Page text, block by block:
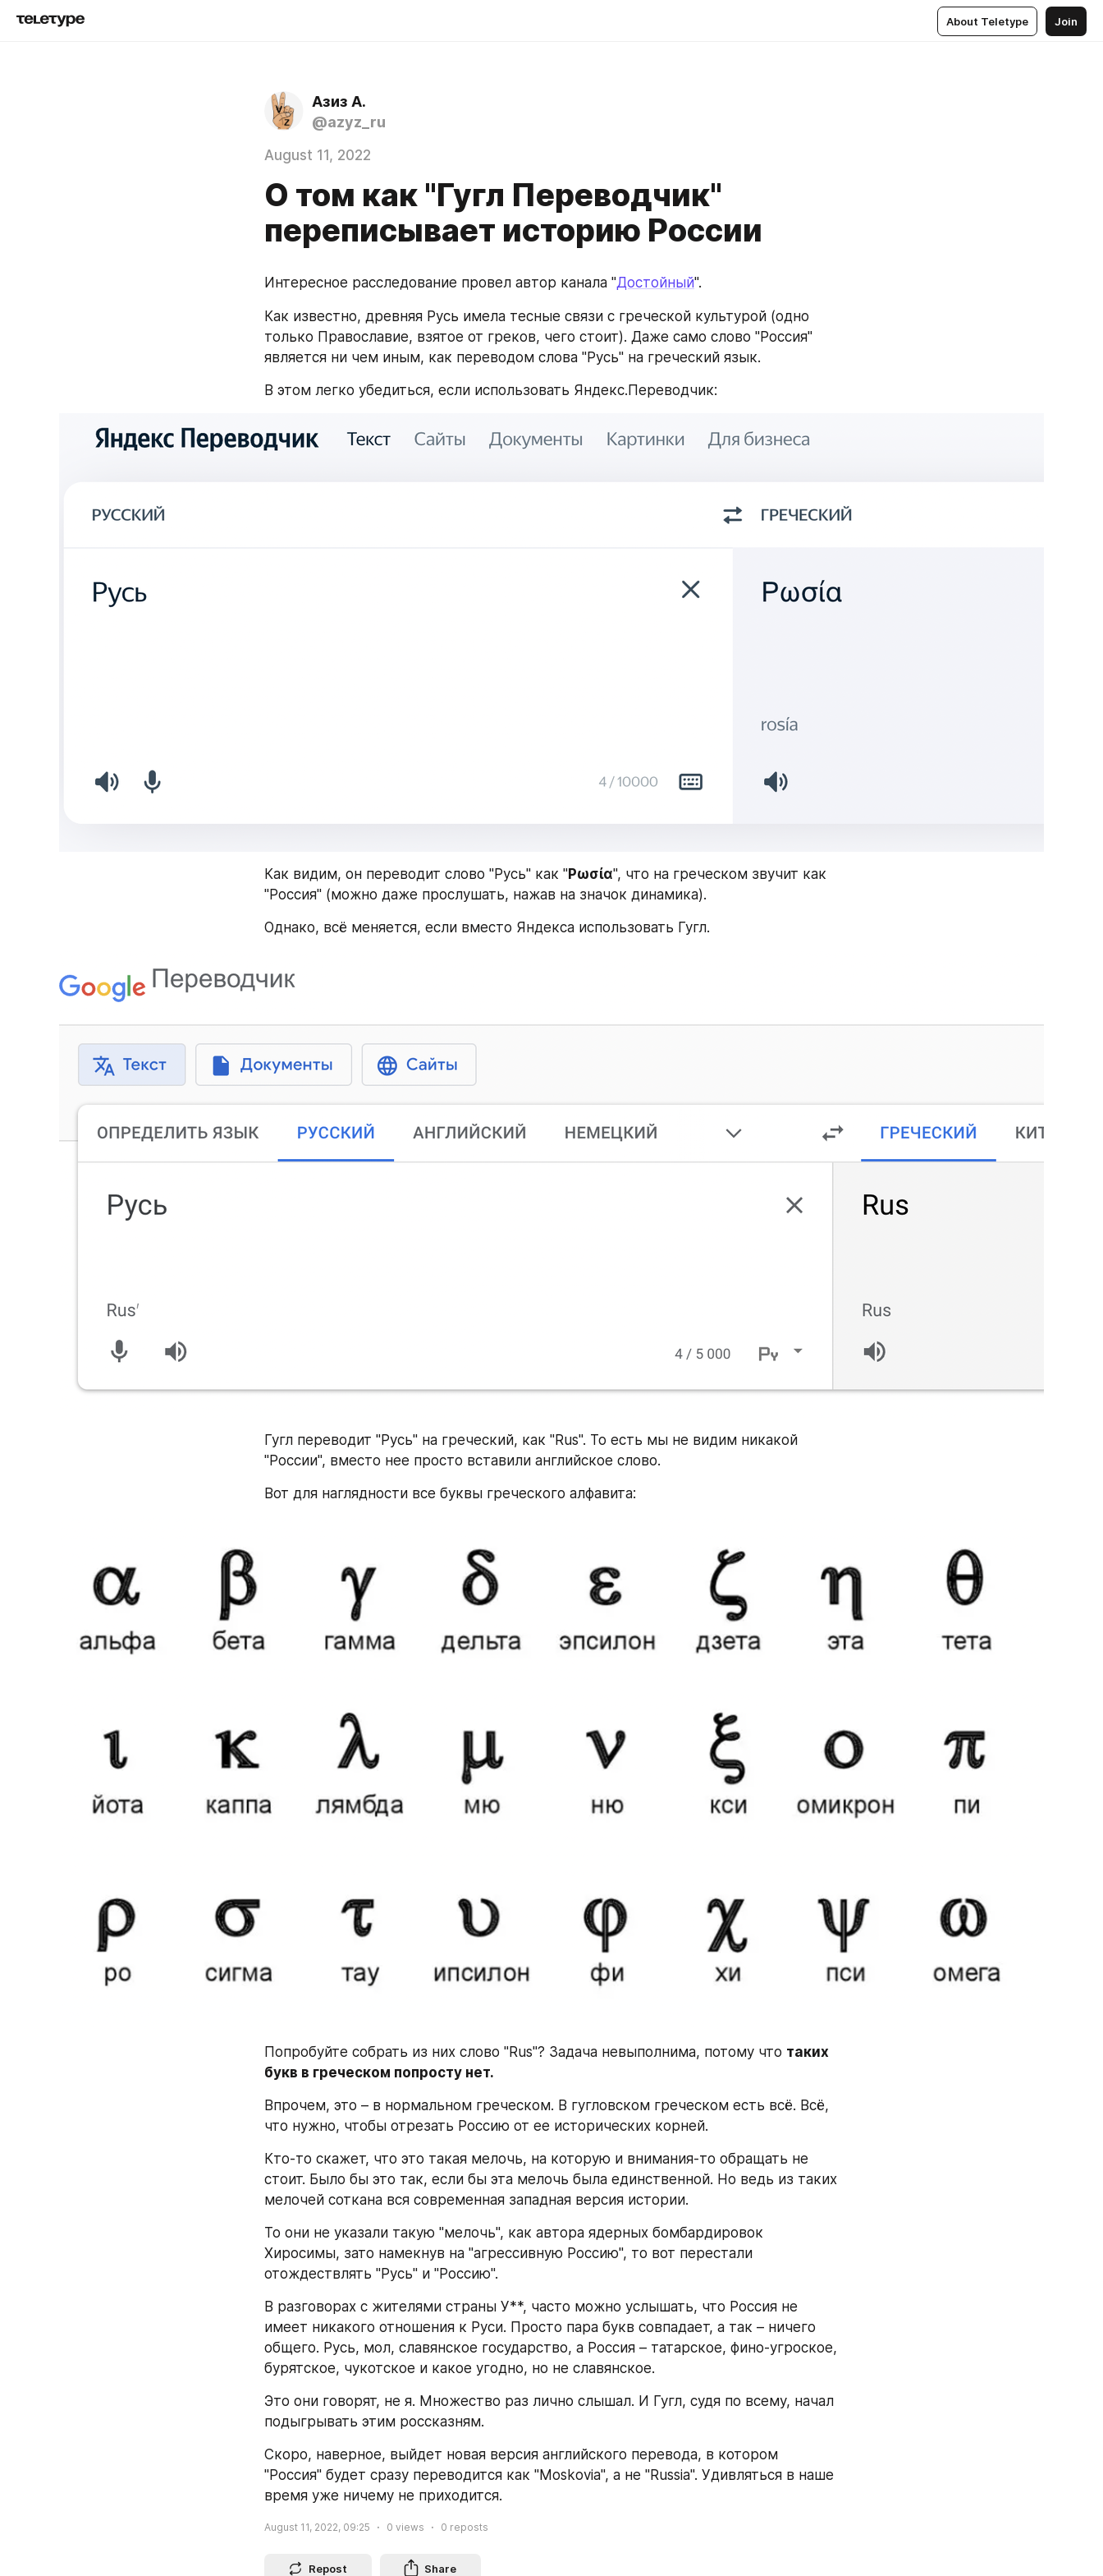
About Teletype Join
Азиз А.
@azyz_ru
August 11, 2022
О том как "Гугл Переводчик"
переписывает историю России
Интересное расследование провел автор канала "Достойный".
Как известно, древняя Русь имела тесные связи с греческой культурой (одно
только Православие, взятое от греков, чего стоит). Даже само слово "Россия"
является ни чем иным, как переводом слова "Русь" на греческий язык.
В этом легко убедиться, если использовать Яндекс.Переводчик:
Как видим, он переводит слово "Русь" как "Ρωσία", что на греческом звучит как
"Россия" (можно даже прослушать, нажав на значок динамика).
Однако, всё меняется, если вместо Яндекса использовать Гугл.
Гугл переводит "Русь" на греческий, как "Rus". То есть мы не видим никакой
"России", вместо нее просто вставили английское слово.
Вот для наглядности все буквы греческого алфавита:
Попробуйте собрать из них слово "Rus"? Задача невыполнима, потому что таких
букв в греческом попросту нет.
Впрочем, это – в нормальном греческом. В гугловском греческом есть всё. Всё,
что нужно, чтобы отрезать Россию от ее исторических корней.
Кто-то скажет, что это такая мелочь, на которую и внимания-то обращать не
стоит. Было бы это так, если бы эта мелочь была единственной. Но ведь из таких
мелочей соткана вся современная западная версия истории.
То они не указали такую "мелочь", как автора ядерных бомбардировок
Хиросимы, зато намекнув на "агрессивную Россию", то вот перестали
отождествлять "Русь" и "Россию".
В разговорах с жителями страны У**, часто можно услышать, что Россия не
имеет никакого отношения к Руси. Просто пара букв совпадает, а так – ничего
общего. Русь, мол, славянское государство, а Россия – татарское, фино-угроское,
бурятское, чукотское и какое угодно, но не славянское.
Это они говорят, не я. Множество раз лично слышал. И Гугл, судя по всему, начал
подыгрывать этим россказням.
Скоро, наверное, выйдет новая версия английского перевода, в котором
"Россия" будет сразу переводится как "Moskovia", а не "Russia". Удивляться в наше
время уже ничему не приходится.
August 11, 2022, 09:25 0 views 0 reposts
Repost Share